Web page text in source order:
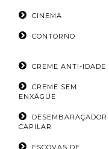
CINEMA
CONTORNO
CREME ANTI-IDADE
CREME SEM
ENXÁGUE
DESEMBARAÇADOR
CAPILAR
ESCOVAS DE